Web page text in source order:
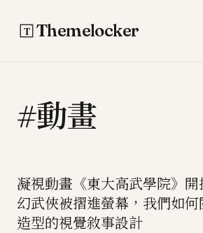
Themelocker
#動畫
凝視動畫《東大高武學院》
幻武俠被摺進螢幕，我們如
造型的視覺敘事設計